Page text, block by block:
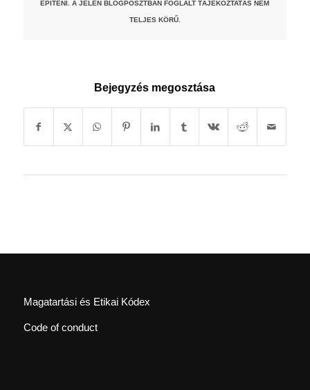
ÉPÍTENI. A JELEN BLOGPOSZTBAN FOGLALT TÁJÉKOZTATÁS NEM
TELJES KÖRŰ.
Bejegyzés megosztása
Magatartási és Etikai Kódex
Code of conduct